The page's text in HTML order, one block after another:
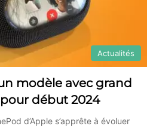
Actualités
modèle avec grand
début 2024
d’Apple s’apprête à évoluer